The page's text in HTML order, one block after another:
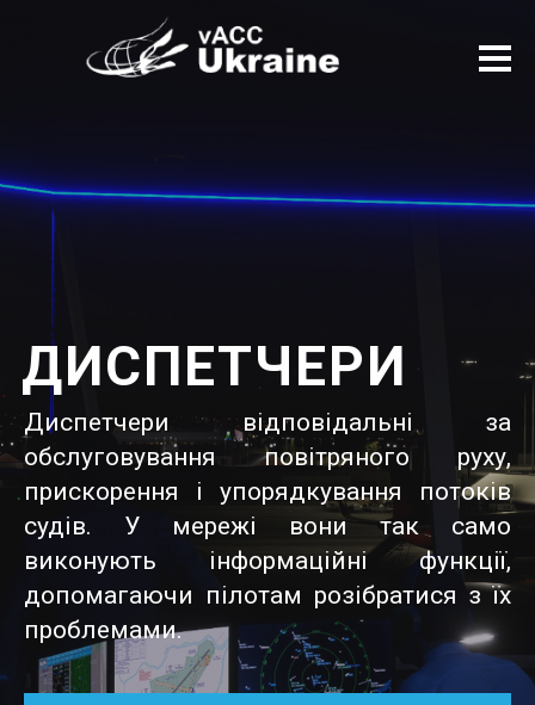
ДИСПЕТЧЕРИ
Диспетчери відповідальні за
обслуговування повітряного руху,
прискорення і упорядкування потоків
судів. У мережі вони так само
виконують інформаційні функції,
допомагаючи пілотам розібратися з їх
проблемами.